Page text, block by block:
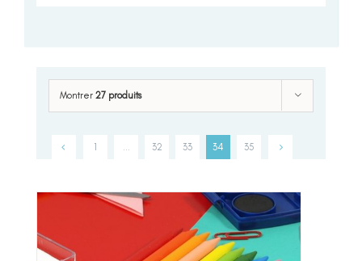
Montrer 27 produits
1 32 33 34 35